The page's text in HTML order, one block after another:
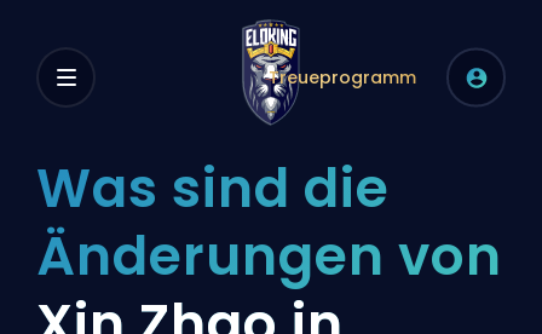
Treueprogramm
Was sind die
Änderungen von